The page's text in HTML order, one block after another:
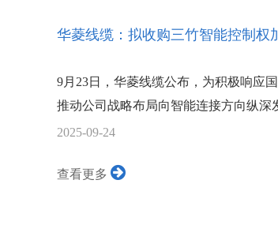
华菱线缆：拟收购三竹智能控制权
9月23日，华菱线缆公布，为积极响应
推动公司战略布局向智能连接方向纵
2025-09-24
查看更多